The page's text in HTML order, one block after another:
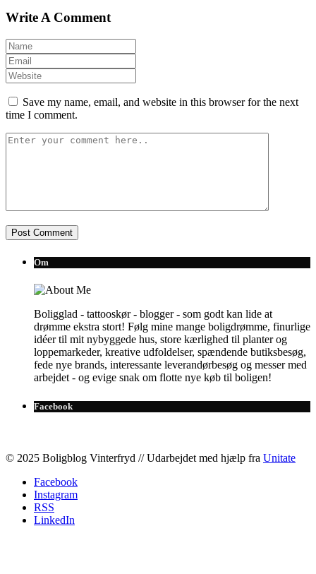
Write A Comment
Save my name, email, and website in this browser for the next
time I comment.
Om
Boligglad - tattooskør - blogger - som godt kan lide at
drømme ekstra stort! Følg mine mange boligdrømme, finurlige
idéer til mit nybyggede hus, store kærlighed til planter og
loppemarkeder, kreative udfoldelser, spændende butiksbesøg,
fede nye brands, interessante leverandørbesøg og messer med
arbejdet - og evige snak om flotte nye køb til boligen!
Facebook
© 2025 Boligblog Vinterfryd // Udarbejdet med hjælp fra Unitate
Facebook
Instagram
RSS
LinkedIn